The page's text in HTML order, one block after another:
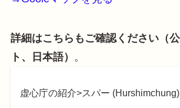
詳細はこちらもご確認ください（
ト、日本語） 。
虚心庁の紹介>スパー